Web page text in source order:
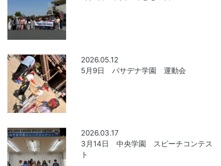
2026.05.12
5月9日 パサデナ学園 運動会
2026.03.17
3月14日 中央学園 スピーチコンテス
ト